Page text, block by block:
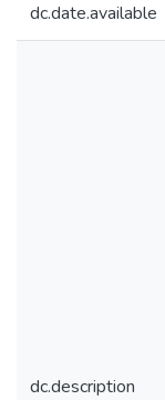
dc.date.available
dc.description